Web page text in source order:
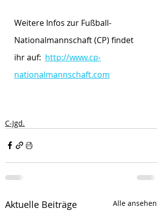
Weitere Infos zur Fußball-
Nationalmannschaft (CP) findet
ihr auf: http://www.cp-
nationalmannschaft.com
C-Jgd.
Aktuelle Beiträge Alle ansehen